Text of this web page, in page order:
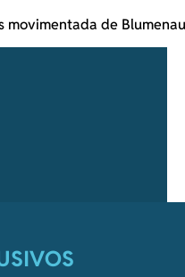
movimentada de